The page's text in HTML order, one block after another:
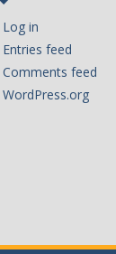
Log in
Entries feed
Comments feed
WordPress.org